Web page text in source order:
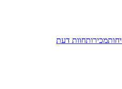
מכירותחוות דעת